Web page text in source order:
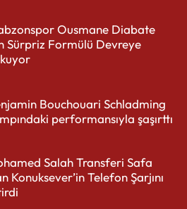
Ousmane Diabate
Sürpriz Formülü Devreye
Bouchouari Schladming
performansıyla şaşırttı
Salah Transferi Safa
Konuksever’in Telefon Şarjını